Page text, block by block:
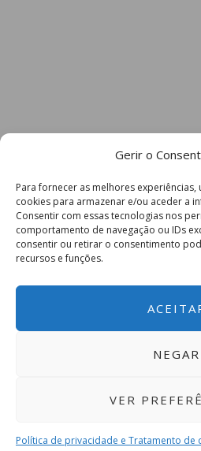
Gerir o
Para fornecer as melhores
cookies para armazenar e/ou aceder a
Consentir com essas tecnologias nos
comportamento de navegação ou IDs
consentir ou retirar o consentimento
recursos e funções.
NEGAR
VER
Política de privacidade e Tratamento de